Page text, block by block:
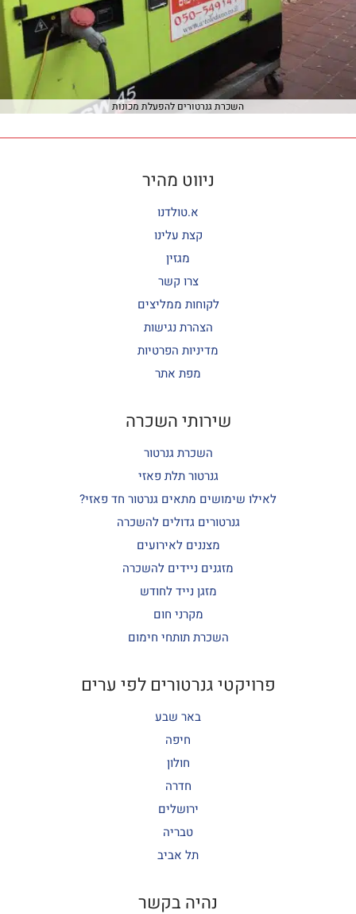
השכרת גנרטורים להפעלת מכונות
ניווט מהיר
א.טולדנו
קצת עלינו
מגזין
צרו קשר
לקוחות ממליצים
הצהרת נגישות
מדיניות הפרטיות
מפת אתר
שירותי השכרה
השכרת גנרטור
גנרטור תלת פאזי
לאילו שימושים מתאים גנרטור חד פאזי?
גנרטורים גדולים להשכרה
מצננים לאירועים
מזגנים ניידים להשכרה
מזגן נייד לחודש
מקרני חום
השכרת תותחי חימום
פרויקטי גנרטורים לפי ערים
באר שבע
חיפה
חולון
חדרה
ירושלים
טבריה
תל אביב
נהיה בקשר